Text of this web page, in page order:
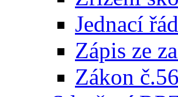
Jednací
Zápis ze
Zákon